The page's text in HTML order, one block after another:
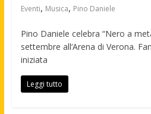
Eventi, Musica, Pino Daniele
Pino Daniele celebra “Nero a
settembre all‘Arena di Verona.
iniziata
Leggi tutto